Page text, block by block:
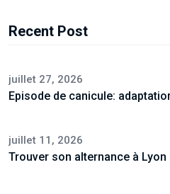
Recent Post
juillet 27, 2026
Episode de canicule:
juillet 11, 2026
Trouver son alternance à Lyon